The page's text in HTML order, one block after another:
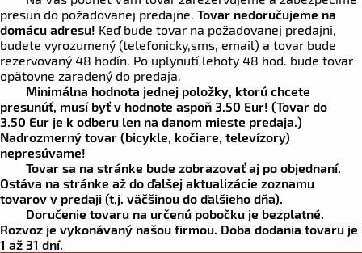
presun do požadovanej predajne. Tovar nedoručujeme na
domácu adresu! Keď bude tovar na požadovanej predajni,
budete vyrozumený (telefonicky,sms, email) a tovar bude
rezervovaný 48 hodín. Po uplynutí lehoty 48 hod. bude tovar
opätovne zaradený do predaja.
Minimálna hodnota jednej položky, ktorú chcete
presunúť, musí byť v hodnote aspoň 3.50 Eur! (Tovar do
3.50 Eur je k odberu len na danom mieste predaja.)
Nadrozmerný tovar (bicykle, kočiare, televízory)
nepresúvame!
Tovar sa na stránke bude zobrazovať aj po objednaní.
Ostáva na stránke až do ďalšej aktualizácie zoznamu
tovarov v predaji (t.j. väčšinou do ďalšieho dňa).
Doručenie tovaru na určenú pobočku je bezplatné.
Rozvoz je vykonávaný našou firmou. Doba dodania tovaru je
1 až 31 dní.